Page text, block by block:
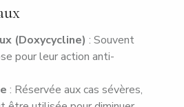
(Doxycycline) : Souvent
pour leur action anti-
: Réservée aux cas sévères,